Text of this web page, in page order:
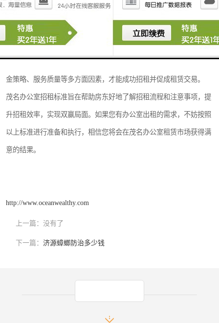
出现的问题，建立良好的合作关系。
在招租过程中，房东需遵守相关法律法规，确保招租活动的合法性和
规范性；注重宣传和推广，提高办公室的度和率；灵活调整招租策
略，根据市场变化及时调整租金和优惠政策。综合考虑市场需求、租
金策略、服务质量等多方面因素，才能成功招租并促成租赁交易。
茂名办公室招租标准旨在帮助房东好地了解招租流程和注意事项，提
升招租效率，实现双赢局面。如果您有办公室出租的需求，不妨按照
以上标准进行准备和执行，相信您将会在茂名办公室租赁市场获得满
意的结果。
http://www.oceanwealthy.com
上一篇： 没有了
下一篇： 济源蟑螂防治多少钱